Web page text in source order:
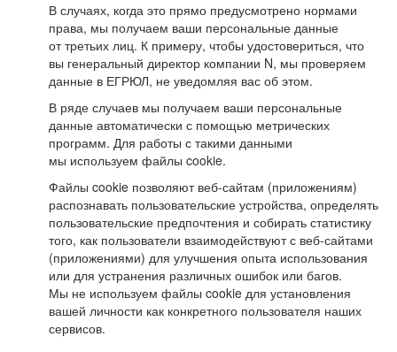
В случаях, когда это прямо предусмотрено нормами
права, мы получаем ваши персональные данные
от третьих лиц. К примеру, чтобы удостовериться, что
вы генеральный директор компании N, мы проверяем
данные в ЕГРЮЛ, не уведомляя вас об этом.
В ряде случаев мы получаем ваши персональные
данные автоматически с помощью метрических
программ. Для работы с такими данными
мы используем файлы cookie.
Файлы cookie позволяют веб-сайтам (приложениям)
распознавать пользовательские устройства, определять
пользовательские предпочтения и собирать статистику
того, как пользователи взаимодействуют с веб-сайтами
(приложениями) для улучшения опыта использования
или для устранения различных ошибок или багов.
Мы не используем файлы cookie для установления
вашей личности как конкретного пользователя наших
сервисов.